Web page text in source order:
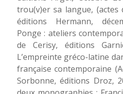
trou(v)er sa langue, (actes
éditions Hermann,
Ponge : ateliers
de Cerisy, éditions
L’empreinte gréco-latine
française contemporaine
Sorbonne, éditions Droz,